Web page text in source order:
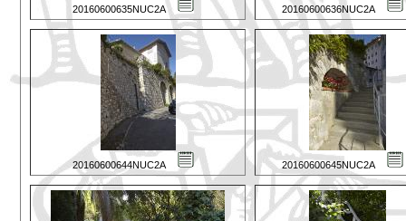
20160600635NUC2A 20160600636NUC2A
20160600644NUC2A 20160600645NUC2A